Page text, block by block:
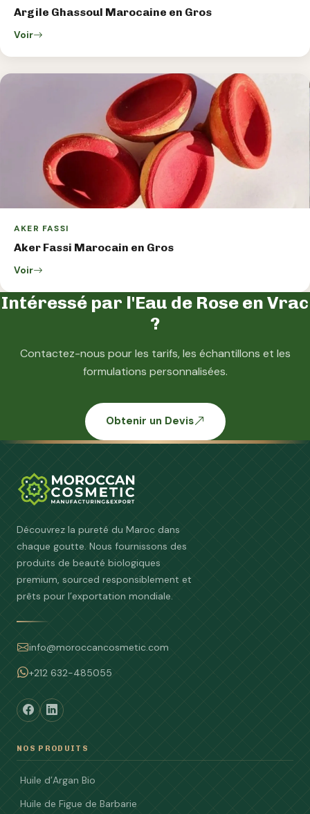
Argile Ghassoul Marocaine en Gros
Voir
AKER FASSI
Aker Fassi Marocain en Gros
Voir
Intéressé par l'Eau de Rose en Vrac
?
Contactez-nous pour les tarifs, les échantillons et les
formulations personnalisées.
Obtenir un Devis
Découvrez la pureté du Maroc dans
chaque goutte. Nous fournissons des
produits de beauté biologiques
premium, sourced responsiblement et
prêts pour l’exportation mondiale.
info@moroccancosmetic.com
+212 632-485055
NOS PRODUITS
Huile d’Argan Bio
Huile de Figue de Barbarie